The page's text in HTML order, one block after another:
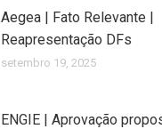
Aegea | Fato Relevante |
Reapresentação DFs
setembro 19, 2025
ENGIE | Aprovação